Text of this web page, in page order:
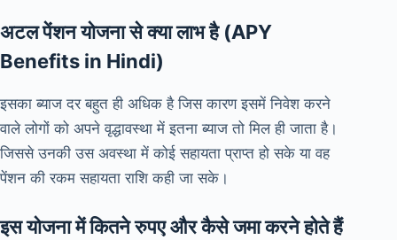
अटल पेंशन योजना से क्या लाभ है (APY
Benefits in Hindi)
इसका ब्याज दर बहुत ही अधिक है जिस कारण इसमें निवेश करने
वाले लोगों को अपने वृद्धावस्था में इतना ब्याज तो मिल ही जाता है।
जिससे उनकी उस अवस्था में कोई सहायता प्राप्त हो सके या वह
पेंशन की रकम सहायता राशि कही जा सके।
इस योजना में कितने रुपए और कैसे जमा करने होते हैं